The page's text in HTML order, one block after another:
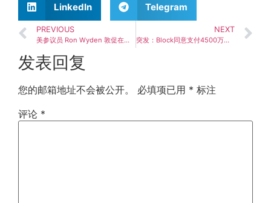
LinkedIn Telegram
PREVIOUS
美参议员 Ron Wyden 敦促在《CLARITY Act》中保留 BRCA 条款，引发政策讨论
NEXT
突发：Block同意支付4500万美元，与美国多州监管机构达成和解
发表回复
您的邮箱地址不会被公开。 必填项已用 * 标注
评论 *